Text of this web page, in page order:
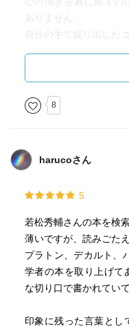
ありません。
自分の手で掘り出した
著名な学者や作家の言
SNSなどで多くのフォ
それらの言葉を見聞き
ることがある。
ただ、上記の指摘を読
ことについて、
それらが、本当に自分
がある気がした。
「悩む」と「考える」
「考える」ことは、目
るように思う。
8
harucoさん
5
若松秀輔さんの本を検
薄いですが、読みごた
プラトン、デカルト、
学者の本を取り上げて
な切り口で書かれてい
印象に残った言葉と